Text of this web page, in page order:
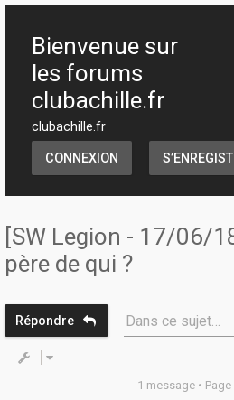
Bienvenue sur
les forums
clubachille.fr
clubachille.fr
CONNEXION
[SW Legion - 17/06/
père de qui ?
Répondre Dans ce sujet…
1 message • Page